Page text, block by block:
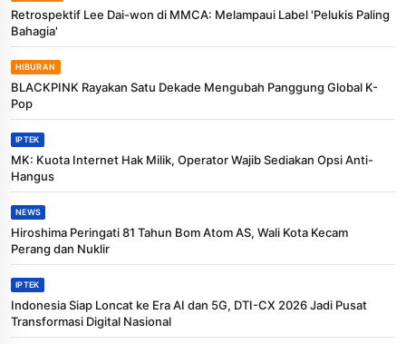
Retrospektif Lee Dai-won di MMCA: Melampaui Label 'Pelukis Paling
Bahagia'
HIBURAN
BLACKPINK Rayakan Satu Dekade Mengubah Panggung Global K-
Pop
IPTEK
MK: Kuota Internet Hak Milik, Operator Wajib Sediakan Opsi Anti-
Hangus
NEWS
Hiroshima Peringati 81 Tahun Bom Atom AS, Wali Kota Kecam
Perang dan Nuklir
IPTEK
Indonesia Siap Loncat ke Era AI dan 5G, DTI-CX 2026 Jadi Pusat
Transformasi Digital Nasional